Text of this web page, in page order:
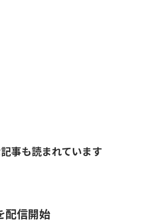
事も読まれています
配信開始